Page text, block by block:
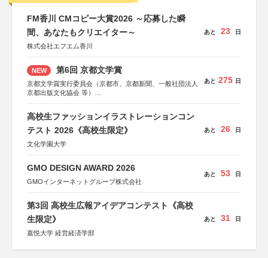
FM香川 CMコピー大賞2026 ～応募した瞬
間、あなたもクリエイター～
株式会社エフエム香川
あと 23 日
NEW 第6回 京都文学賞
京都文学賞実行委員会（京都市、京都新聞、一般社団法人
京都出版文化協会 等）
KADOKAWA、河出書房新社、幻冬舎、講談社、光文社、
集英社、小学館、祥伝社、新潮社、淡交社、ちいさいミシ
マ社、徳間書店、早川書房、PHP研究所、双葉社、文藝春
あと 275 日
高校生ファッションイラストレーションコン
テスト 2026《高校生限定》
文化学園大学
あと 26 日
GMO DESIGN AWARD 2026
GMOインターネットグループ株式会社
あと 53 日
第3回 高校生広報アイデアコンテスト《高校
生限定》
嘉悦大学 経営経済学部
あと 31 日